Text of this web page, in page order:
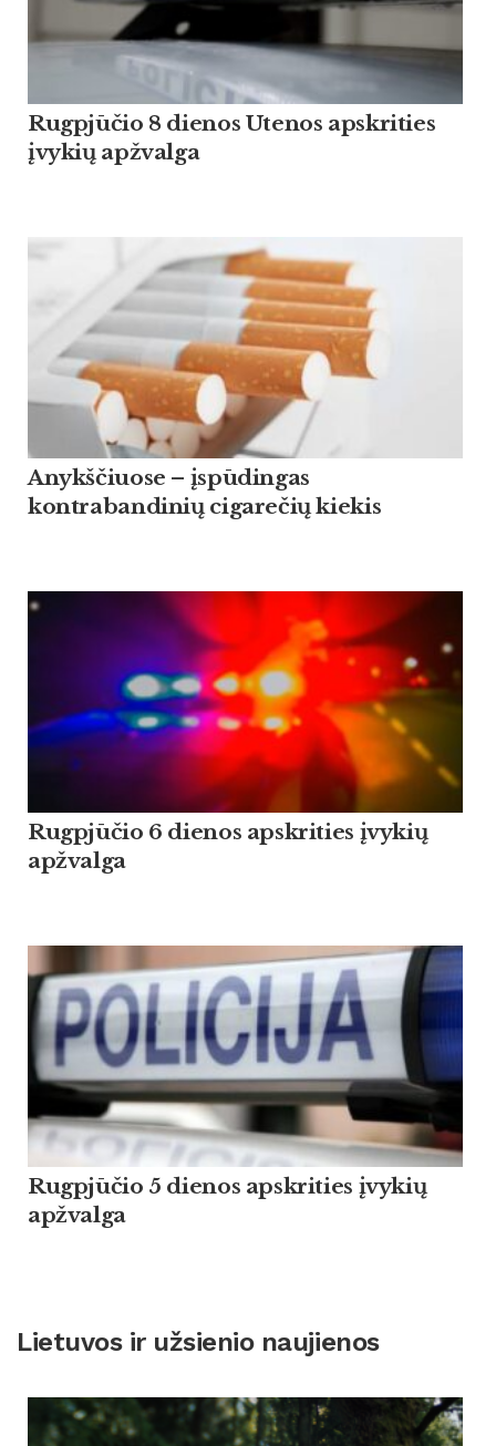
Rugpjūčio 8 dienos Utenos apskrities
įvykių apžvalga
Anykščiuose – įspūdingas
kontrabandinių cigarečių kiekis
Rugpjūčio 6 dienos apskrities įvykių
apžvalga
Rugpjūčio 5 dienos apskrities įvykių
apžvalga
Lietuvos ir užsienio naujienos